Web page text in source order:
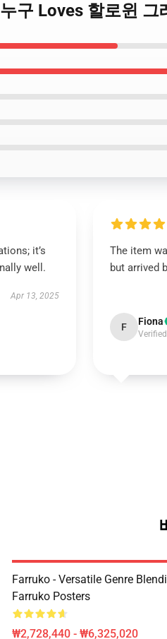
구 Loves 할로윈 그
it’s
well.
Apr 13, 2025
The item
but arrived
F Fiona
Farruko - Versatile Genre
Farruko Posters
₩2,728,440 - ₩6,325,020